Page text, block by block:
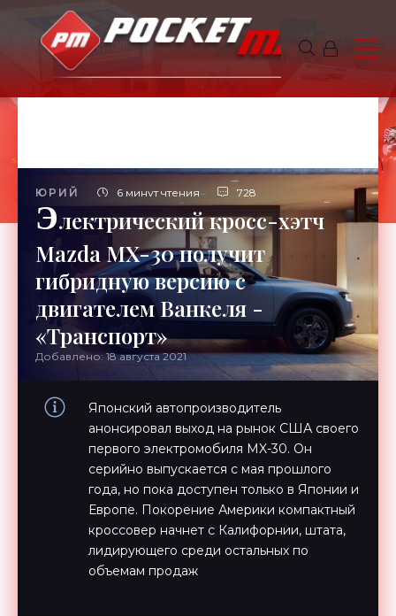
ЮРИЙ 6 минут чтения 728
Электрический кросс-хэтч
Mazda MX-30 получит
гибридную версию с
двигателем Ванкеля -
«Транспорт»
Добавлено: 18 августа 2021
Японский автопроизводитель
анонсировал выход на рынок США своего
первого электромобиля MX-30. Он
серийно выпускается с мая прошлого
года, но пока доступен только в Японии и
Европе. Покорение Америки компактный
кроссовер начнет с Калифорнии, штата,
лидирующего среди остальных по
объемам продаж